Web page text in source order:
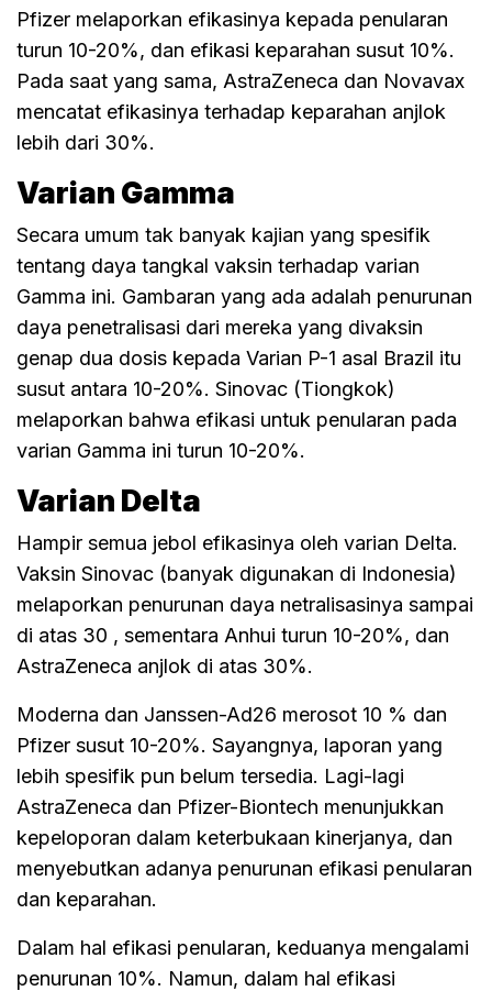
Pfizer melaporkan efikasinya kepada penularan
turun 10-20%, dan efikasi keparahan susut 10%.
Pada saat yang sama, AstraZeneca dan Novavax
mencatat efikasinya terhadap keparahan anjlok
lebih dari 30%.
Varian Gamma
Secara umum tak banyak kajian yang spesifik
tentang daya tangkal vaksin terhadap varian
Gamma ini. Gambaran yang ada adalah penurunan
daya penetralisasi dari mereka yang divaksin
genap dua dosis kepada Varian P-1 asal Brazil itu
susut antara 10-20%. Sinovac (Tiongkok)
melaporkan bahwa efikasi untuk penularan pada
varian Gamma ini turun 10-20%.
Varian Delta
Hampir semua jebol efikasinya oleh varian Delta.
Vaksin Sinovac (banyak digunakan di Indonesia)
melaporkan penurunan daya netralisasinya sampai
di atas 30 , sementara Anhui turun 10-20%, dan
AstraZeneca anjlok di atas 30%.
Moderna dan Janssen-Ad26 merosot 10 % dan
Pfizer susut 10-20%. Sayangnya, laporan yang
lebih spesifik pun belum tersedia. Lagi-lagi
AstraZeneca dan Pfizer-Biontech menunjukkan
kepeloporan dalam keterbukaan kinerjanya, dan
menyebutkan adanya penurunan efikasi penularan
dan keparahan.
Dalam hal efikasi penularan, keduanya mengalami
penurunan 10%. Namun, dalam hal efikasi